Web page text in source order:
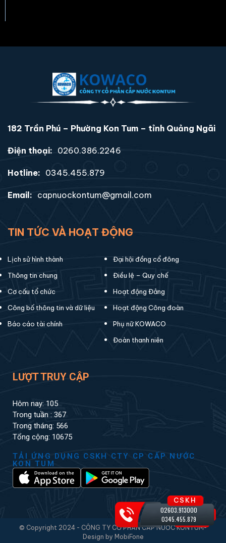
182 Trần Phú – Phường Kon Tum – tỉnh Quảng Ngãi
Điện thoại: 0260.386.2246
Hotline: 0345.455.879
Email: capnuockontum@gmail.com
TIN TỨC VÀ HOẠT ĐỘNG
Lịch sử hình thành
Thông tin chung
Cơ cấu tổ chức
Công bố thông tin và dữ liệu
Báo cáo tài chính
Đại hội đồng cổ đông
Điều lệ – Quy chế
Hoạt động Đảng
Hoạt động Công đoàn
Phụ nữ KOWACO
Đoàn thanh niên
LƯỢT TRUY CẬP
Hôm nay: 105
Trong tuần : 367
Trong tháng: 566
Tổng cộng: 10675
TẢI ỨNG DỤNG CSKH CTY CP CẤP NƯỚC
KON TUM
© Copyright 2024 - CÔNG TY CỔ PHẦN CẤP NƯỚC KONTUM-
Design by MobiFone
CSKH
02603.913000
0345.455.879